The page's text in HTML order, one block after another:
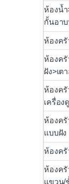
ห้องน้
กั้นอา
ห้องครั
ห้องครั
ฝัง>เต
ห้องค
เครื่อง
ห้องครั
แบบฝัง
ห้องค
ห้องค
แขวน/